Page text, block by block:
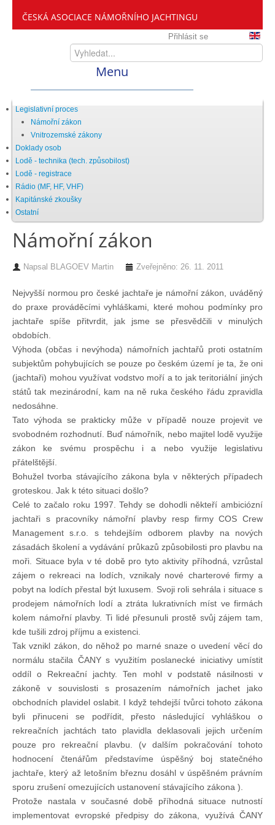
ČESKÁ ASOCIACE NÁMOŘNÍHO JACHTINGU
Přihlásit se
Menu
Home
ČANY
Kdo jsme
Zveme vás mezi nás
Chci se stát členem
Oznámení
Členské příspěvky
Dokumenty ke stažení
Ochrana osobních údajů
Legislativa
Legislativní proces
Doklady osob
Lodě - technika (tech. způsobilost)
Lodě - registrace
Rádio (MF, HF, VHF)
Kapitánské zkoušky
Ostatní
Soutěže a závody
Offshore Cup
Legislativní proces
Námořní zákon
Vnitrozemské zákony
Doklady osob
Lodě - technika (tech. způsobilost)
Lodě - registrace
Rádio (MF, HF, VHF)
Kapitánské zkoušky
Ostatní
Námořní zákon
Napsal BLAGOEV Martin Zveřejněno: 26. 11. 2011
Nejvyšší normou pro české jachtaře je námořní zákon, uváděný
do praxe prováděcími vyhláškami, které mohou podmínky pro
jachtaře spíše přitvrdit, jak jsme se přesvědčili v minulých
obdobích.
Výhoda (občas i nevýhoda) námořních jachtařů proti ostatním
subjektům pohybujících se pouze po českém území je ta, že oni
(jachtaři) mohou využívat vodstvo moří a to jak teritoriální jiných
států tak mezinárodní, kam na ně ruka českého řádu zpravidla
nedosáhne.
Tato výhoda se prakticky může v případě nouze projevit ve
svobodném rozhodnutí. Buď námořník, nebo majitel lodě využije
zákon ke svému prospěchu i a nebo využije legislativu
přátelštější.
Bohužel tvorba stávajícího zákona byla v některých případech
groteskou. Jak k této situaci došlo?
Celé to začalo roku 1997. Tehdy se dohodli někteří ambiciózní
jachtaři s pracovníky námořní plavby resp firmy COS Crew
Management s.r.o. s tehdejším odborem plavby na nových
zásadách školení a vydávání průkazů způsobilosti pro plavbu na
moři. Situace byla v té době pro tyto aktivity příhodná, vzrůstal
zájem o rekreaci na lodích, vznikaly nové charterové firmy a
pobyt na lodích přestal být luxusem. Svoji roli sehrála i situace s
prodejem námořních lodí a ztráta lukrativních míst ve firmách
kolem námořní plavby. Ti lidé přesunuli prostě svůj zájem tam,
kde tušili zdroj příjmu a existenci.
Tak vznikl zákon, do něhož po marné snaze o uvedení věcí do
normálu stačila ČANY s využitím poslanecké iniciativy umístit
oddíl o Rekreační jachty. Ten mohl v podstatě násilnosti v
zákoně v souvislosti s prosazením námořních jachet jako
obchodních plavidel oslabit. I když tehdejší tvůrci tohoto zákona
byli přinuceni se podřídit, přesto následující vyhláškou o
rekreačních jachtách tato plavidla deklasovali jejich určením
pouze pro rekreační plavbu. (v dalším pokračování tohoto
hodnocení čtenářům představíme úspěšný boj statečného
jachtaře, který až letošním březnu dosáhl v úspěšném právním
sporu zrušení omezujících ustanovení stávajícího zákona ).
Protože nastala v současné době příhodná situace nutností
implementovat evropské předpisy do zákona, využívá ČANY